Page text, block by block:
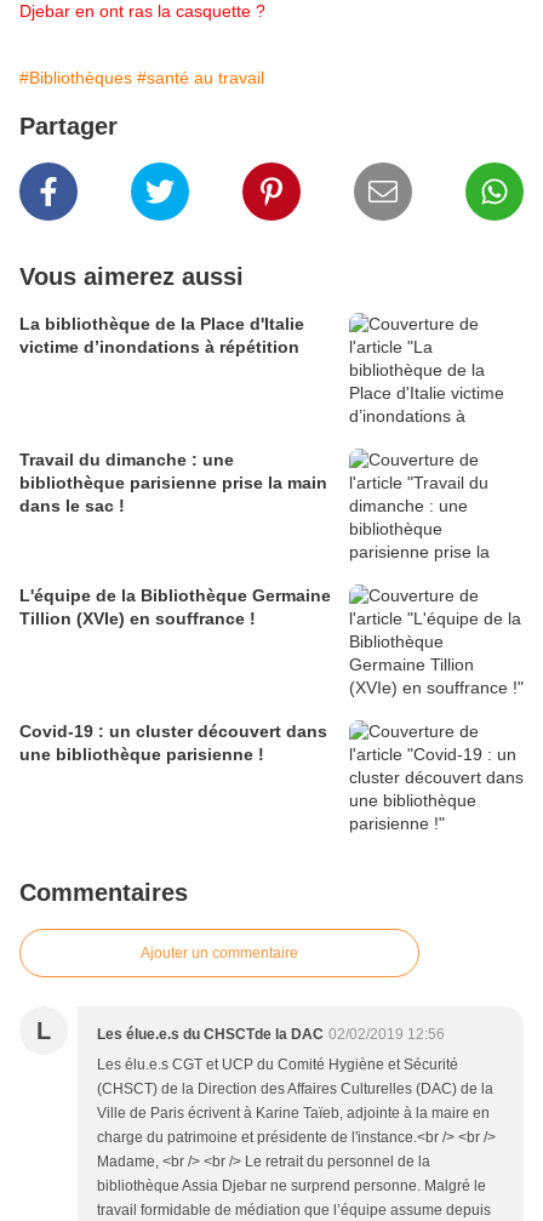
Djebar en ont ras la casquette ?
#Bibliothèques #santé au travail
Partager
Vous aimerez aussi
La bibliothèque de la Place d'Italie
victime d’inondations à répétition
Travail du dimanche : une
bibliothèque parisienne prise la main
dans le sac !
L'équipe de la Bibliothèque Germaine
Tillion (XVIe) en souffrance !
Covid-19 : un cluster découvert dans
une bibliothèque parisienne !
Commentaires
Ajouter un commentaire
L Les élue.e.s du CHSCTde la DAC 02/02/2019 12:56
Les élu.e.s CGT et UCP du Comité Hygiène et Sécurité
(CHSCT) de la Direction des Affaires Culturelles (DAC) de la
Ville de Paris écrivent à Karine Taïeb, adjointe à la maire en
charge du patrimoine et présidente de l'instance.<br /> <br />
Madame, <br /> <br /> Le retrait du personnel de la
bibliothèque Assia Djebar ne surprend personne. Malgré le
travail formidable de médiation que l’équipe assume depuis